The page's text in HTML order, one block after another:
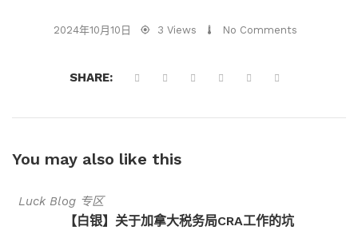
2024年10月10日 3 Views No Comments
SHARE:
You may also like this
Luck Blog 专区
【白银】关于加拿大税务局CRA工作的坑